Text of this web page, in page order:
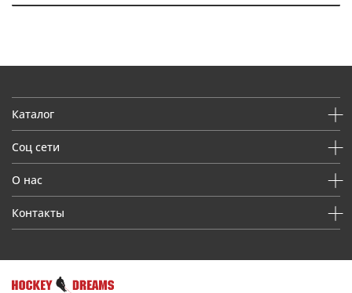
Каталог
Соц сети
О нас
Контакты